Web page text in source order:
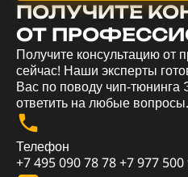
ПОЛУЧИТЕ
ОТ
Получите консультацию от
сейчас! Наши эксперты
Вас по поводу чип-
ответить на любые вопросы.
Телефон
+7 495 090 78 78+7 977 500